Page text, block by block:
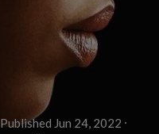
Published Jun 24, 2022